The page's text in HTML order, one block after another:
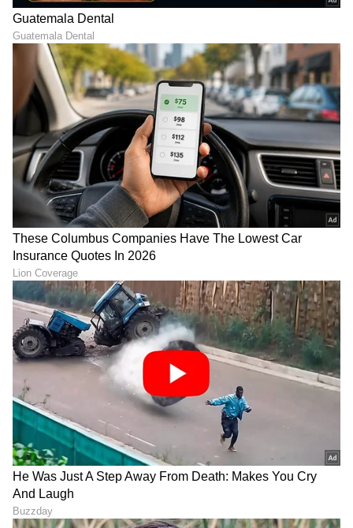
ವಿನಯ್ ಕುಲಕರ್ಣಿ ಪರ ಮತ್ತೊಬ್ಬ ಹಿರಿಯ ವಕೀಲ
ಸಿ.ವಿ.‌ನಾಗೇಶ್‌, ಆಕ್ಷೇಪಣೆ ಸಲ್ಲಿಸದಿದ್ದರೆ ವಿಚಾರಣೆ
ಮುಂದುವರಿಸಲಾಗುವುದು ಎಂಬುದಾಗಿ ನ್ಯಾಯಾಲಯ
ಆದೇಶಿಸಬೇಕು ಎಂದು ಕೋರಿದರು.
ಸಿಬಿಐ ಪರ ವಿಶೇಷ ಸರ್ಕಾರಿ ಅಭಿಯೋಜಕ
ಪಿ.ಪ್ರಸನ್ನಕುಮಾರ್ ಅವರು, ಆಕ್ಷೇಪಣೆಯನ್ನು ಸಂಜೆ ವೇಳೆಗೆ
ನ್ಯಾಯಾಲಯಕ್ಕೆ ಸಲ್ಲಿಸಲಾಗುವುದು ಎಂದು ತಿಳಿಸಿದರು.
ಅದಕ್ಕೆ ಸಿ.ವಿ.ನಾಗೇಶ್‌, ಶಿಕ್ಷೆ ಅಮಾನತಿಗೆ ಮನವಿ
ಮಾಡಲಾಗಿದೆ. ಸಿಬಿಐ ಆಕ್ಷೇಪಣೆ ಸಲ್ಲಿಸದಿದ್ದರೂ
ನ್ಯಾಯಾಲಯ ವಿಚಾರಣೆ ಮುಂದುವರಿಸಬಹುದು‌ ಎಂದರು.
ಆಗ ಪ್ರತಿಕ್ರಿಯಿಸಿದ ಪೀಠ, ವಿನಯ್‌ ಕುಲಕರ್ಣಿ ಮತ್ತು
ಚಂದ್ರಶೇಖರ್‌ ಇಂಡಿ ಅವರ ಶಿಕ್ಷೆ ಅಮಾನತು ಕೋರಿರುವ
ಮನವಿಗಳನ್ನು ರಜಾಕಾಲ ಮುಗಿದ ಬಳಿಕ ವಿಚಾರಣೆ
ನಡೆಸಬಹುದು. ವಿಚಾರಣೆಗೆ ದಿನಾಂಕ ನಿಗದಿಪಡಿಸಲಾಗುವುದು,
ಆಕ್ಷೇಪಣೆ ಸಲ್ಲಿಸಲು ಸಿಬಿಐಗೆ ಸೂಚಿಸಿ ವಿಚಾರಣೆಯನ್ನು
ಜೂ.2ಕ್ಕೆ ಮುಂದೂಡಿತು.
LATEST VIDEOS